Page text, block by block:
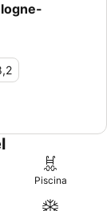
Piscina